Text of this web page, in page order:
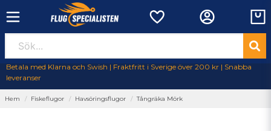
Betala med Klarna och Swish | Fraktfritt i Sverige över 200 kr | Snabba
leveranser
Hem Fiskeflugor Havsöringsflugor Tångräka Mörk